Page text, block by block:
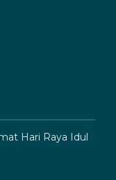
Hari Raya Idul